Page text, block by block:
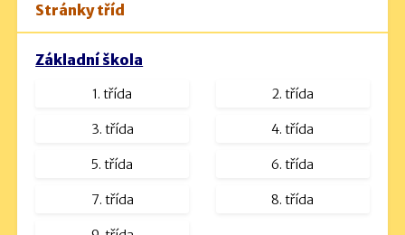
Návrh rozpočtu 2024 (podrobný).pdf
Velikost: 534kb
Velikost: 16kb
Velikost: 1230kb
Stránky tříd
Základní škola
1. třída 2. třída
3. třída 4. třída
5. třída 6. třída
7. třída 8. třída